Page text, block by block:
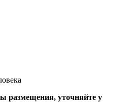
размещения, уточняйте у